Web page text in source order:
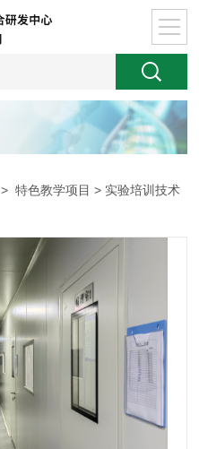
>特色教学项目 > 实验培训技术